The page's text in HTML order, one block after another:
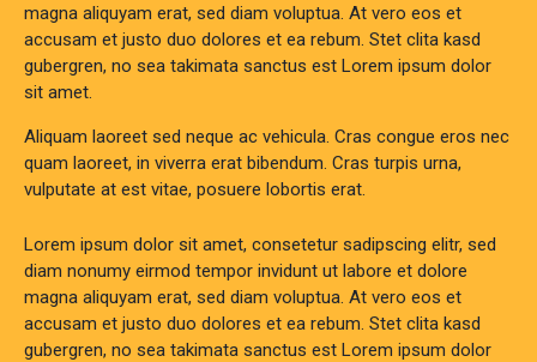
magna aliquyam erat, sed diam voluptua. At vero eos et
accusam et justo duo dolores et ea rebum. Stet clita kasd
gubergren, no sea takimata sanctus est Lorem ipsum dolor
sit amet.
Aliquam laoreet sed neque ac vehicula. Cras congue eros nec
quam laoreet, in viverra erat bibendum. Cras turpis urna,
vulputate at est vitae, posuere lobortis erat.
Lorem ipsum dolor sit amet, consetetur sadipscing elitr, sed
diam nonumy eirmod tempor invidunt ut labore et dolore
magna aliquyam erat, sed diam voluptua. At vero eos et
accusam et justo duo dolores et ea rebum. Stet clita kasd
gubergren, no sea takimata sanctus est Lorem ipsum dolor